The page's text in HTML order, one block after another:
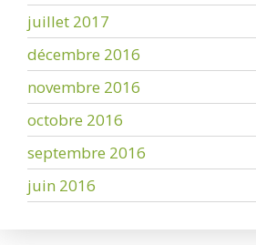
juillet 2017
décembre 2016
novembre 2016
octobre 2016
septembre 2016
juin 2016